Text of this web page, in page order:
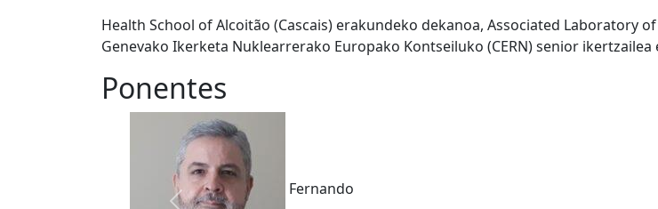
Health School of Alcoitão (Cascais) erakundeko dekanoa, Associated Laboratory
Genevako Ikerketa Nuklearrerako Europako Kontseiluko (CERN) senior ikertzailea
Ponentes
Fernando